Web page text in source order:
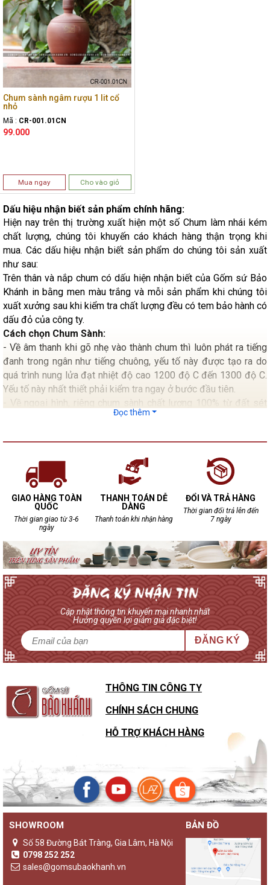
Chum sành ngâm rượu 1 lit cổ
nhỏ
Mã : CR-001.01CN
99.000
Mua ngay Cho vào giỏ
Dấu hiệu nhận biết sản phẩm chính hãng:
Hiện nay trên thị trường xuất hiện một số Chum làm nhái kém
chất lượng, chúng tôi khuyến cáo khách hàng thận trọng khi
mua. Các dấu hiệu nhận biết sản phẩm do chúng tôi sản xuất
như sau:
Trên thân và nắp chum có dấu hiện nhận biết của Gốm sứ Bảo
Khánh in bằng men màu trắng và mỗi sản phẩm khi chúng tôi
xuất xưởng sau khi kiểm tra chất lượng đều có tem bảo hành có
dấu đỏ của công ty.
Cách chọn Chum Sành:
- Về âm thanh khi gõ nhẹ vào thành chum thì luôn phát ra tiếng
đanh trong ngân như tiếng chuông, yếu tố này được tạo ra do
quá trình nung lửa đạt nhiệt độ cao 1200 độ C đến 1300 độ C.
Yếu tố này nhất thiết phải kiểm tra ngay ở bước đầu tiên.
- Về ngoại hình, riêng chum sành chất lượng 100% từ đất sét
chum không bao giờ đạt tới độ bóng bẩy như các loại chum
- Kiểm tra mặt trong lẫn mặt ngoài của chum không xuất hiện
những dấu rạn nứt.
- Mặt trong nếu có Gồ ghề chấp nhận được do đặc tính sản
xuất thủ công cho nên 100 chum đều không giống nhau.
Đọc thêm
GIAO HÀNG TOÀN
QUỐC
Thời gian giao từ 3-6
ngày
THANH TOÁN DỄ
DÀNG
Thanh toán khi nhận hàng
ĐỔI VÀ TRẢ HÀNG
Thời gian đổi trả lên đến
7 ngày
Cập nhật thông tin khuyến mại nhanh nhất
Hưởng quyền lợi giảm giá đặc biệt!
ĐĂNG KÝ
THÔNG TIN CÔNG TY
CHÍNH SÁCH CHUNG
HỖ TRỢ KHÁCH HÀNG
SHOWROOM
Số 58 Đường Bát Tràng, Gia Lâm, Hà Nội
0798 252 252
sales@gomsubaokhanh.vn
BẢN ĐỒ